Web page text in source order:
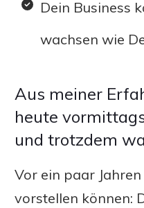
Dein Business
wachsen wie
Aus meiner
heute
und trotzdem
Vor ein paar
vorstellen können: